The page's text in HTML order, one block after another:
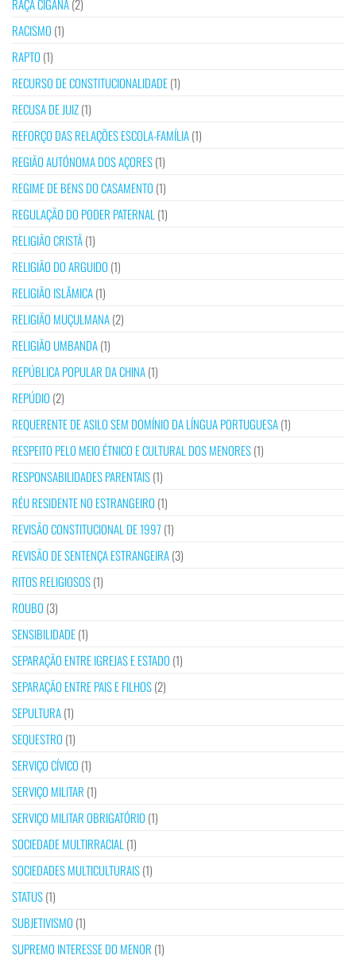
RAÇA CIGANA(2)
RACISMO (1)
RAPTO (1)
RECURSO DE CONSTITUCIONALIDADE(1)
RECUSA DE JUIZ(1)
REFORÇO DAS RELAÇÕES ESCOLA-FAMÍLIA(1)
REGIÃO AUTÓNOMA DOS AÇORES(1)
REGIME DE BENS DO CASAMENTO (1)
REGULAÇÃO DO PODER PATERNAL(1)
RELIGIÃO CRISTÃ(1)
RELIGIÃO DO ARGUIDO (1)
RELIGIÃO ISLÂMICA(1)
RELIGIÃO MUÇULMANA(2)
RELIGIÃO UMBANDA(1)
REPÚBLICA POPULAR DA CHINA(1)
REPÚDIO (2)
REQUERENTE DE ASILO SEM DOMÍNIO DA LÍNGUA PORTUGUESA(1)
RESPEITO PELO MEIO ÉTNICO E CULTURAL DOS MENORES(1)
RESPONSABILIDADES PARENTAIS(1)
RÉU RESIDENTE NO ESTRANGEIRO (1)
REVISÃO CONSTITUCIONAL DE 1997 (1)
REVISÃO DE SENTENÇA ESTRANGEIRA(3)
RITOS RELIGIOSOS(1)
ROUBO (3)
SENSIBILIDADE(1)
SEPARAÇÃO ENTRE IGREJAS E ESTADO (1)
SEPARAÇÃO ENTRE PAIS E FILHOS(2)
SEPULTURA(1)
SEQUESTRO (1)
SERVIÇO CÍVICO (1)
SERVIÇO MILITAR (1)
SERVIÇO MILITAR OBRIGATÓRIO (1)
SOCIEDADE MULTIRRACIAL(1)
SOCIEDADES MULTICULTURAIS(1)
STATUS(1)
SUBJETIVISMO (1)
SUPREMO INTERESSE DO MENOR (1)